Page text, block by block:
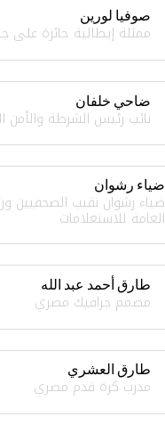
صوفيا لورين
ممثلة إيطالية حائزة على
ضاحي خلفان
نائب رئيس الشرطة
ضياء رشوان
ضياء رشوان نقيب الصحفيين
العامة للاستعلامات
طارق أحمد عبد الله
مصمم جرافيك مصري
طارق العشري
مدرب كرة قدم مصري